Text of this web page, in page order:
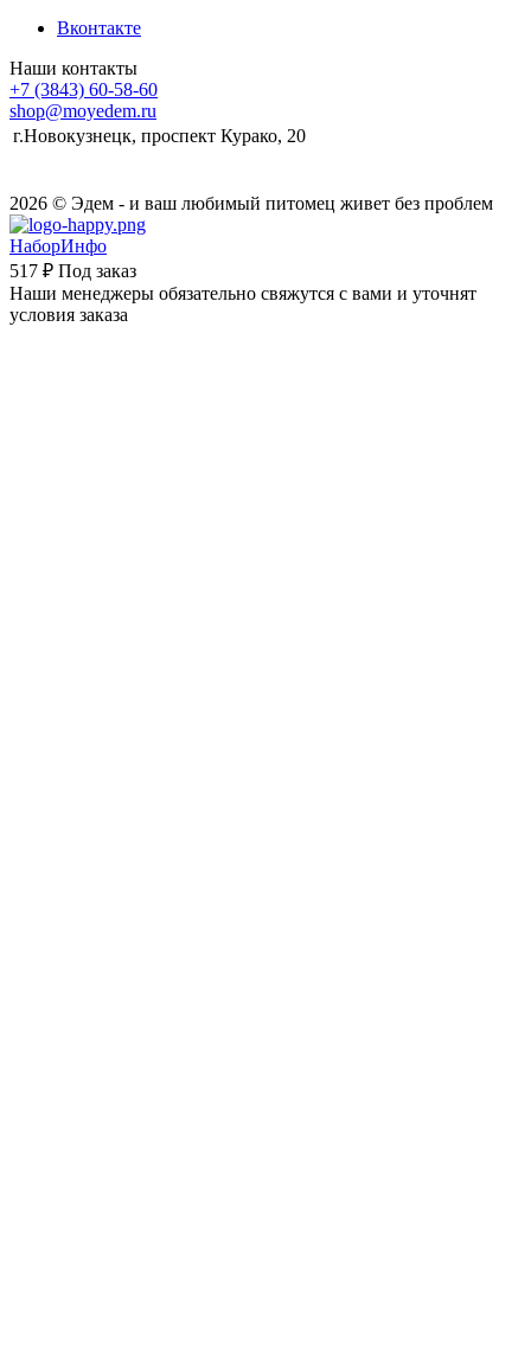
Вконтакте
Наши контакты
+7 (3843) 60-58-60
shop@moyedem.ru
г.Новокузнецк, проспект Курако, 20
2026 © Эдем - и ваш любимый питомец живет без проблем
НаборИнфо
517 ₽ Под заказ
Наши менеджеры обязательно свяжутся с вами и уточнят
условия заказа